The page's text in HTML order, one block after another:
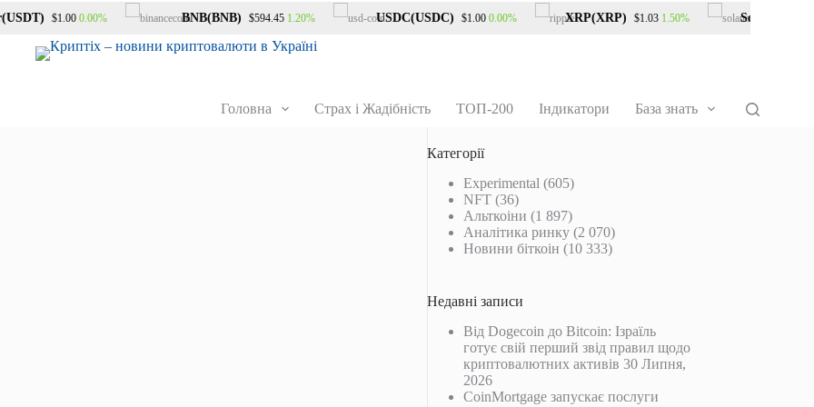
$1.00 0.00% BNB(BNB) $594.45 1.20% USDC(USDC) $1.00 0.00% XRP(XRP) $1.03 1.50% Solana(SOL)
Головна Страх і Жадібність ТОП-200 Індикатори База знать
Категорії
Experimental (605)
NFT (36)
Альткоіни (1 897)
Аналітика ринку (2 070)
Новини біткоін (10 333)
Недавні записи
Від Dogecoin до Bitcoin: Ізраїль
готує свій перший звід правил щодо
криптовалютних активів 30 Липня,
2026
CoinMortgage запускає послуги